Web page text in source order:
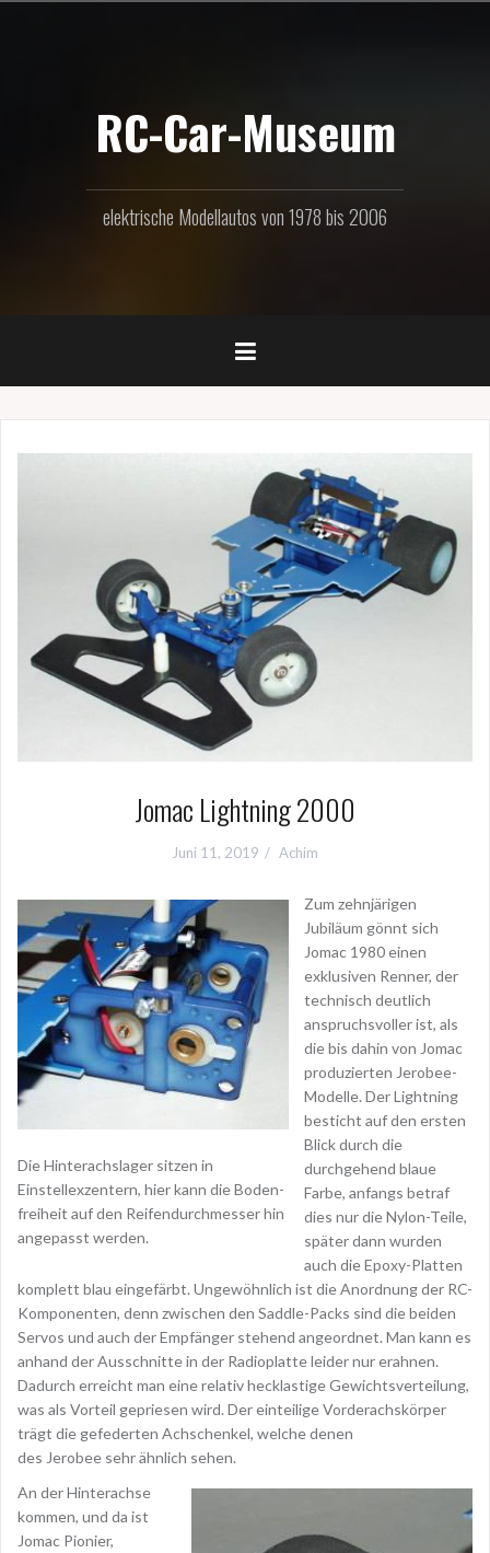
RC-Car-Museum
elektrische Modellautos von 1978 bis 2006
Jomac Lightning 2000
Juni 11, 2019 Achim
Die Hinterachslager sitzen in
Einstellexzentern, hier kann die Boden-
freiheit auf den Reifendurchmesser hin
angepasst werden.
Zum zehnjärigen
Jubiläum gönnt sich
Jomac 1980 einen
exklusiven Renner, der
technisch deutlich
anspruchsvoller ist, als
die bis dahin von Jomac
produzierten Jerobee-
Modelle. Der Lightning
besticht auf den ersten
Blick durch die
durchgehend blaue
Farbe, anfangs betraf
dies nur die Nylon-Teile,
später dann wurden
auch die Epoxy-Platten
komplett blau eingefärbt. Ungewöhnlich ist die Anordnung der RC-
Komponenten, denn zwischen den Saddle-Packs sind die beiden
Servos und auch der Empfänger stehend angeordnet. Man kann es
anhand der Ausschnitte in der Radioplatte leider nur erahnen.
Dadurch erreicht man eine relativ hecklastige Gewichtsverteilung,
was als Vorteil gepriesen wird. Der einteilige Vorderachskörper
trägt die gefederten Achschenkel, welche denen
des Jerobee sehr ähnlich sehen.
An der Hinterachse
kommen, und da ist
Jomac Pionier,